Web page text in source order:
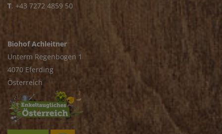
T. +43 7272 4859 50
Biohof Achleitner
Unterm Regenbogen 1
4070 Eferding
Österreich